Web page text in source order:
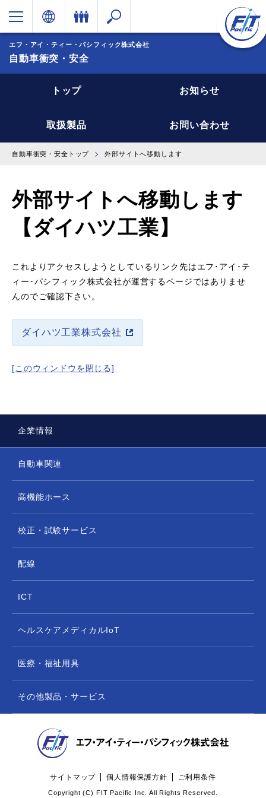
エフ・アイ・ティー・パシフィック株式会社
自動車衝突・安全
トップ お知らせ
取扱製品 お問い合わせ
自動車衝突・安全トップ 外部サイトへ移動します
外部サイトへ移動します
【ダイハツ工業】
これよりアクセスしようとしているリンク先はエフ･アイ･テ
ィー･パシフィック株式会社が運営するページではありませ
んのでご確認下さい。
ダイハツ工業株式会社
[このウィンドウを閉じる]
企業情報
自動車関連
高機能ホース
校正・試験サービス
配線
ICT
ヘルスケアメディカルIoT
医療・福祉用具
その他製品・サービス
サイトマップ 個人情報保護方針 ご利用条件
Copyright (C) FIT Pacific Inc. All Rights Reserved.